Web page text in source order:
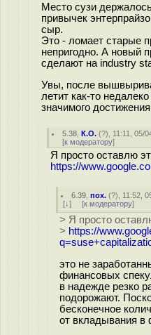
Место сузи
привычек
сыр.
Это - ломает старые
непригодно. А новый
сделают на industry
Увы, после
летит как-то
значимого
5.38 ,К.О. (?), 11:11, 05/
[к модератору]
Я просто оставлю
https://
6.39 ,пох. (?), 11:52,
[↓] [к модератору]
> Я просто
> https://
это не
финансовых
в надежде резко
подорожают.
бесконечное
от вкладывания